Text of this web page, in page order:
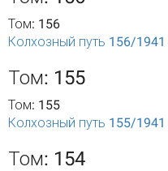
Том: 156
Колхозный путь 156/1941
Том: 155
Том: 155
Колхозный путь 155/1941
Том: 154